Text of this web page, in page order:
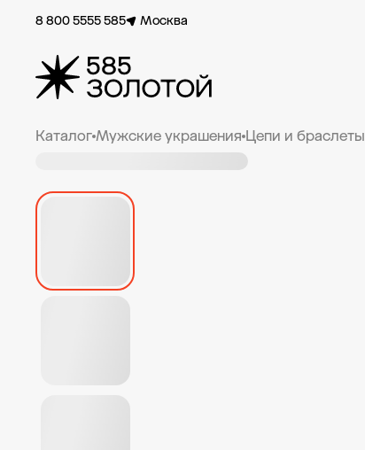
8 800 5555 585 Москва
Каталог Мужские украшения Цепи и браслеты